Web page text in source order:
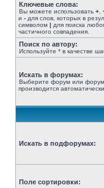
Ключевые слова:
Вы можете использовать +
и - для слов, которых в
символом | для поиска
частичного совпадения.
Поиск по автору:
Используйте * в качестве
Искать в форумах:
Выберите форум или
производится
Искать в подфорумах:
Поле сортировки: